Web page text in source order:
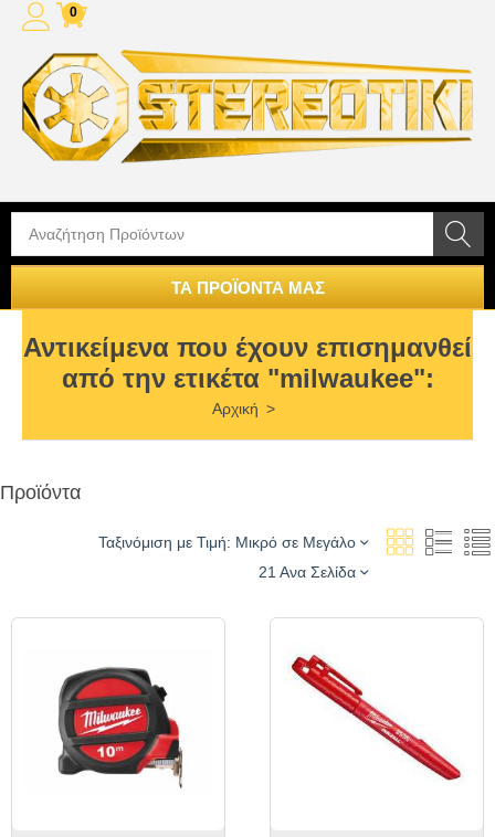
0
ΤΑ ΠΡΟΪΟΝΤΑ ΜΑΣ
Αντικείμενα που έχουν επισημανθεί
από την ετικέτα "milwaukee":
Αρχική >
Προϊόντα
Ταξινόμιση με Τιμή: Μικρό σε Μεγάλο
21 Ανα Σελίδα